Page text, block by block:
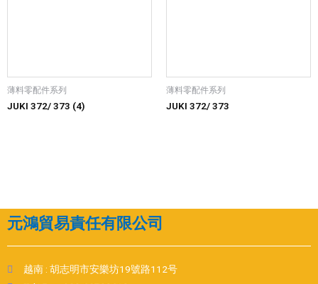
薄料零配件系列
JUKI 372/ 373 (4)
薄料零配件系列
JUKI 372/ 373
元鴻貿易責任有限公司
越南 : 胡志明市安樂坊19號路112号